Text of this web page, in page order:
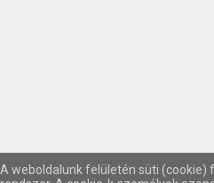
A weboldalunk felületén süti (cookie)